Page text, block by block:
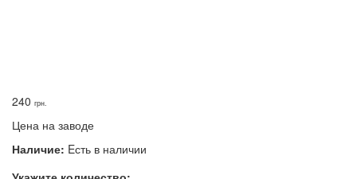
240 грн.
Цена на заводе
Наличие: Eсть в наличии